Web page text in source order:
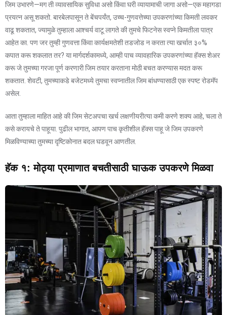
जिम उभारणे—मग ती व्यावसायिक सुविधा असो किंवा घरी व्यायामाची जागा असो—एक महागडा
प्रयत्न असू शकतो. बारबेलपासून ते बेंचपर्यंत, उच्च-गुणवत्तेच्या उपकरणांच्या किमती लवकर
वाढू शकतात, ज्यामुळे तुम्हाला आश्चर्य वाटू लागते की तुमचे फिटनेस स्वप्ने किमतीला पात्र
आहेत का. पण जर तुम्ही गुणवत्ता किंवा कार्यक्षमतेशी तडजोड न करता त्या खर्चात ३०%
कपात करू शकलात तर? या मार्गदर्शकामध्ये, आम्ही पाच व्यावहारिक उपकरणांच्या हॅक्स शेअर
करू जे तुमच्या गरजा पूर्ण करणारी जिम तयार करताना मोठी बचत करण्यास मदत करू
शकतात. शेवटी, तुमच्याकडे बजेटमध्ये तुमचा स्वप्नातील जिम बांधण्यासाठी एक स्पष्ट रोडमॅप
असेल.
आता तुम्हाला माहित आहे की जिम सेटअपचा खर्च लक्षणीयरीत्या कमी करणे शक्य आहे, चला ते
कसे करायचे ते पाहूया. पुढील भागात, आपण पाच कृतीशील हॅक्स पाहू जे जिम उपकरणे
मिळविण्याच्या तुमच्या दृष्टिकोनात बदल घडवून आणतील.
हॅक १: मोठ्या प्रमाणात बचतीसाठी घाऊक उपकरणे मिळवा